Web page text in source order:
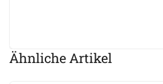
Ähnliche Artikel